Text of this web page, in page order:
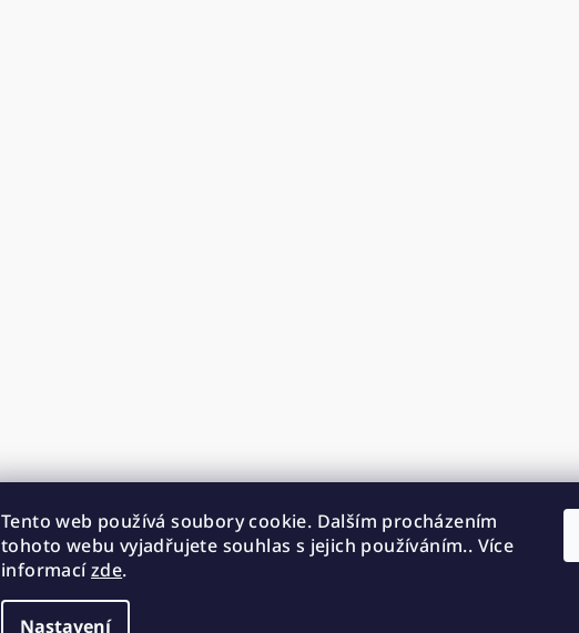
Tento web používá soubory cookie. Dalším procházením
tohoto webu vyjadřujete souhlas s jejich používáním.. Více
informacízde.
Nastavení